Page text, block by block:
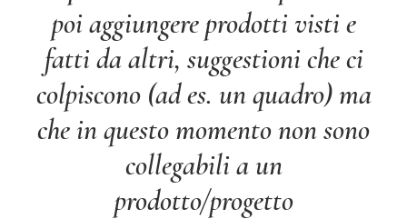
poi aggiungere prodotti visti e
fatti da altri, suggestioni che ci
colpiscono (ad es. un quadro) ma
che in questo momento non sono
collegabili a un
prodotto/progetto